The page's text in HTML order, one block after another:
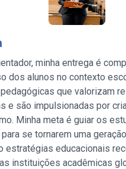
minha entrega é
dos alunos no contexto
que valorizam
e são impulsionadas por
Minha meta é guiar os
se tornarem uma
estratégias educacionais
instituições acadêmicas